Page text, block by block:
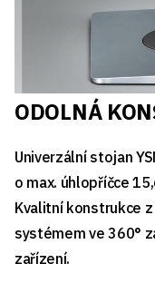
ODOLNÁ
Univerzální stojan
o max. úhlopříčce
Kvalitní konstrukce
systémem ve 360°
zařízení.